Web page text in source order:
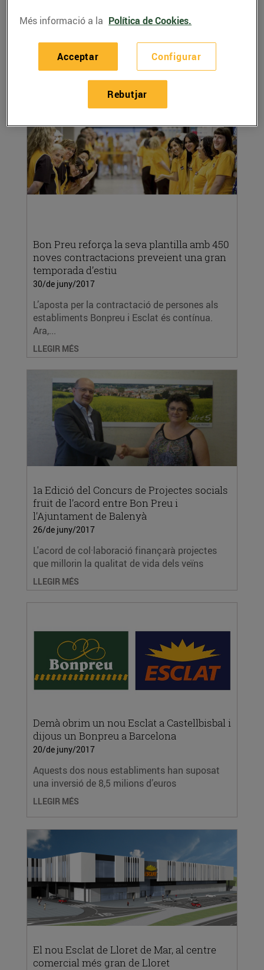
modern de l’ensenya a Sant Cugat del
07/de juliol/2017
Invertirem més de 15 M€ en la construcció
d’un edifici de darrera generació.
Bon Preu reforça la seva plantilla amb 450
noves contractacions preveient una gran
temporada d’estiu
30/de juny/2017
L’aposta per la contractació de persones als
establiments Bonpreu i Esclat és contínua.
Ara,...
LLEGIR MÉS
1a Edició del Concurs de Projectes socials
fruit de l’acord entre Bon Preu i
l’Ajuntament de Balenyà
26/de juny/2017
L'acord de col·laboració finançarà projectes
que millorin la qualitat de vida dels veïns
LLEGIR MÉS
Demà obrim un nou Esclat a Castellbisbal i
dijous un Bonpreu a Barcelona
20/de juny/2017
Aquests dos nous establiments han suposat
una inversió de 8,5 milions d’euros
LLEGIR MÉS
El nou Esclat de Lloret de Mar, al centre
comercial més gran de Lloret
Més informació a la Política de Cookies.
Configurar
Rebutjar
Acceptar